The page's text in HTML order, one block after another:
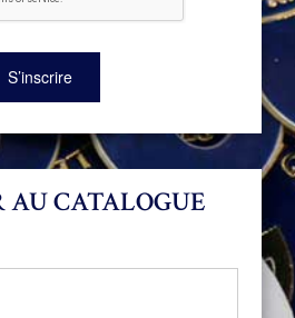
AU CATALOGUE
S’inscrire